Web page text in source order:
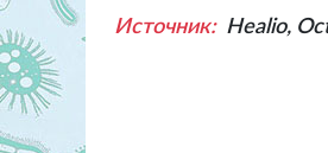
Источник: Healio,